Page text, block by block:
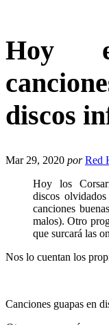
Hoy
discos
Mar 29, 2020 por Red
Hoy los
discos
canciones
malos). Otro
que surcará las
Nos lo cuentan los
Canciones guapas en